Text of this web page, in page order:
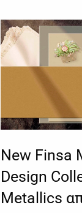
New Finsa
Design
Metallics